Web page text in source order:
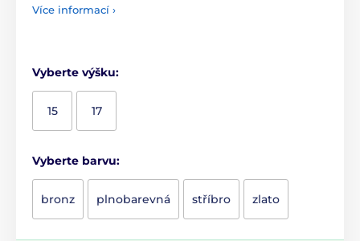
Více informací ›
Vyberte výšku:
15 17
Vyberte barvu:
bronz plnobarevná stříbro zlato